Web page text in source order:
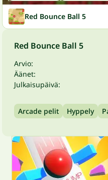
Red Bounce Ball 5
Red Bounce Ball 5
Arvio:
Äänet:
Julkaisupäivä:
Arcade pelit Hyppely